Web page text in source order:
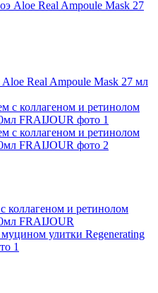
Aloe Real Ampoule Mask 27 мл
и ретинолом
FRAIJOUR